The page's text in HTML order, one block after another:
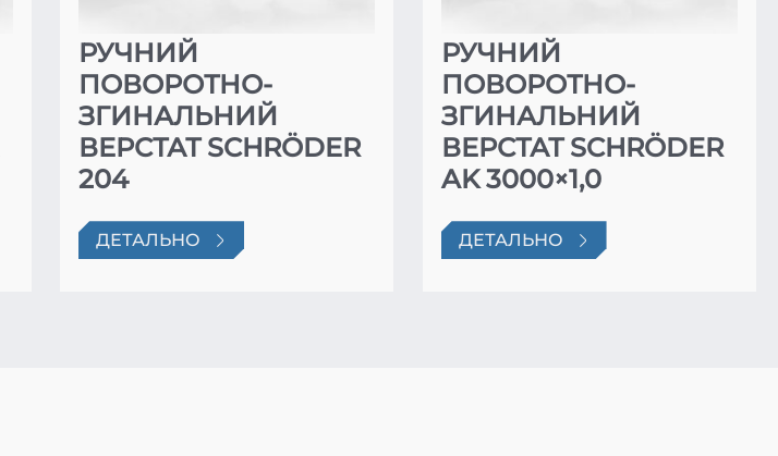
РУЧНИЙ
ПОВОРОТНО-
ЗГИНАЛЬНИЙ
ВЕРСТАТ SCHRÖDER
204
ДЕТАЛЬНО
РУЧНИЙ
ПОВОРОТНО-
ЗГИНАЛЬНИЙ
ВЕРСТАТ SCHRÖDER
AK 3000×1,0
ДЕТАЛЬНО